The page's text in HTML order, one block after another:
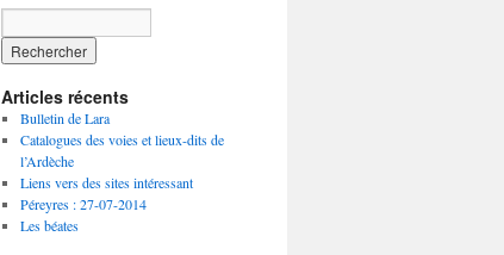
Articles récents
Bulletin de Lara
Catalogues des voies et lieux-dits de
l’Ardèche
Liens vers des sites intéressant
Péreyres : 27-07-2014
Les béates